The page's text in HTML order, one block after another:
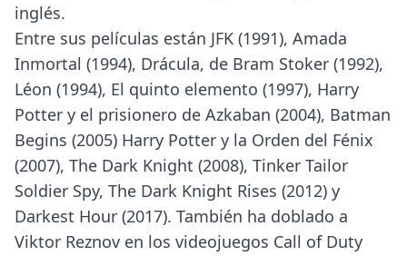
inglés.
Entre sus películas están JFK (1991), Amada
Inmortal (1994), Drácula, de Bram Stoker (1992),
Léon (1994), El quinto elemento (1997), Harry
Potter y el prisionero de Azkaban (2004), Batman
Begins (2005) Harry Potter y la Orden del Fénix
(2007), The Dark Knight (2008), Tinker Tailor
Soldier Spy, The Dark Knight Rises (2012) y
Darkest Hour (2017). También ha doblado a
Viktor Reznov en los videojuegos Call of Duty